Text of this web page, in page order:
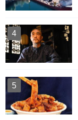
4
5